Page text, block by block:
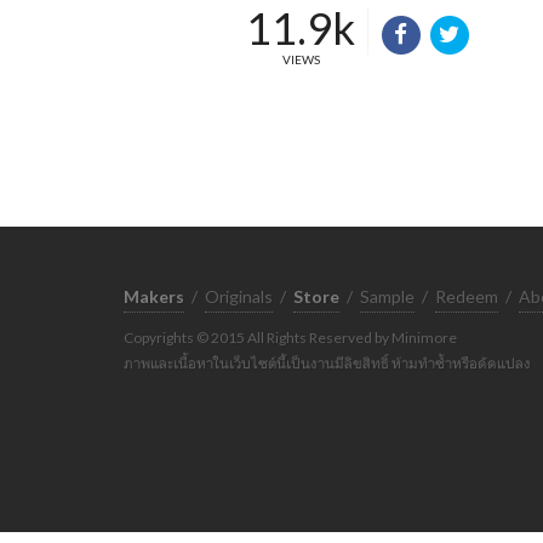
11.9k
VIEWS
Makers / Originals / Store / Sample / Redeem /
Copyrights © 2015 All Rights Reserved by Minimore
ภาพและเนื้อหาในเว็บไซต์นี้เป็นงานมีลิขสิทธิ์ ห้ามทำซ้ำหรือดัดแปลง